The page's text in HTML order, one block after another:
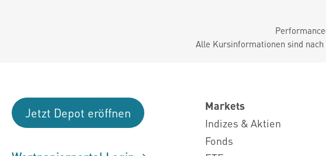
Alle Kursinformationen sind
Jetzt Depot eröffnen
Markets
Indizes & Aktien
Fonds